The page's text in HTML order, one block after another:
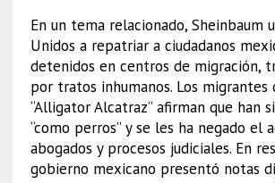
En un tema relacionado, Sheinbaum
Unidos a repatriar a ciudadanos
detenidos en centros de migración,
por tratos inhumanos. Los migrantes
“Alligator Alcatraz” afirman que han
“como perros” y se les ha negado el
abogados y procesos judiciales. En
gobierno mexicano presentó notas